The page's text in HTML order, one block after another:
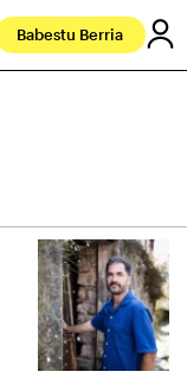
Babestu Berria